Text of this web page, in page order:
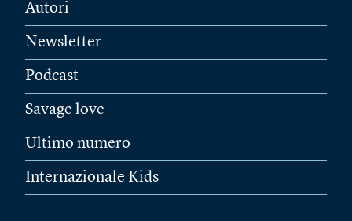
Autori
Newsletter
Podcast
Savage love
Ultimo numero
Internazionale Kids